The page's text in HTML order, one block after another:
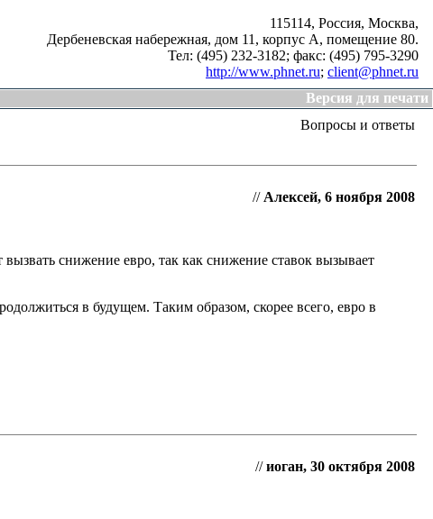
115114, Россия, Москва,
Дербеневская набережная, дом 11, корпус А, помещение 80.
Тел: (495) 232-3182; факс: (495) 795-3290
http://www.phnet.ru; client@phnet.ru
Версия для печати
Вопросы и ответы
// Алексей, 6 ноября 2008
снижение евро, так как снижение ставок вызывает
в будущем. Таким образом, скорее всего, евро в
//иоган, 30 октября 2008